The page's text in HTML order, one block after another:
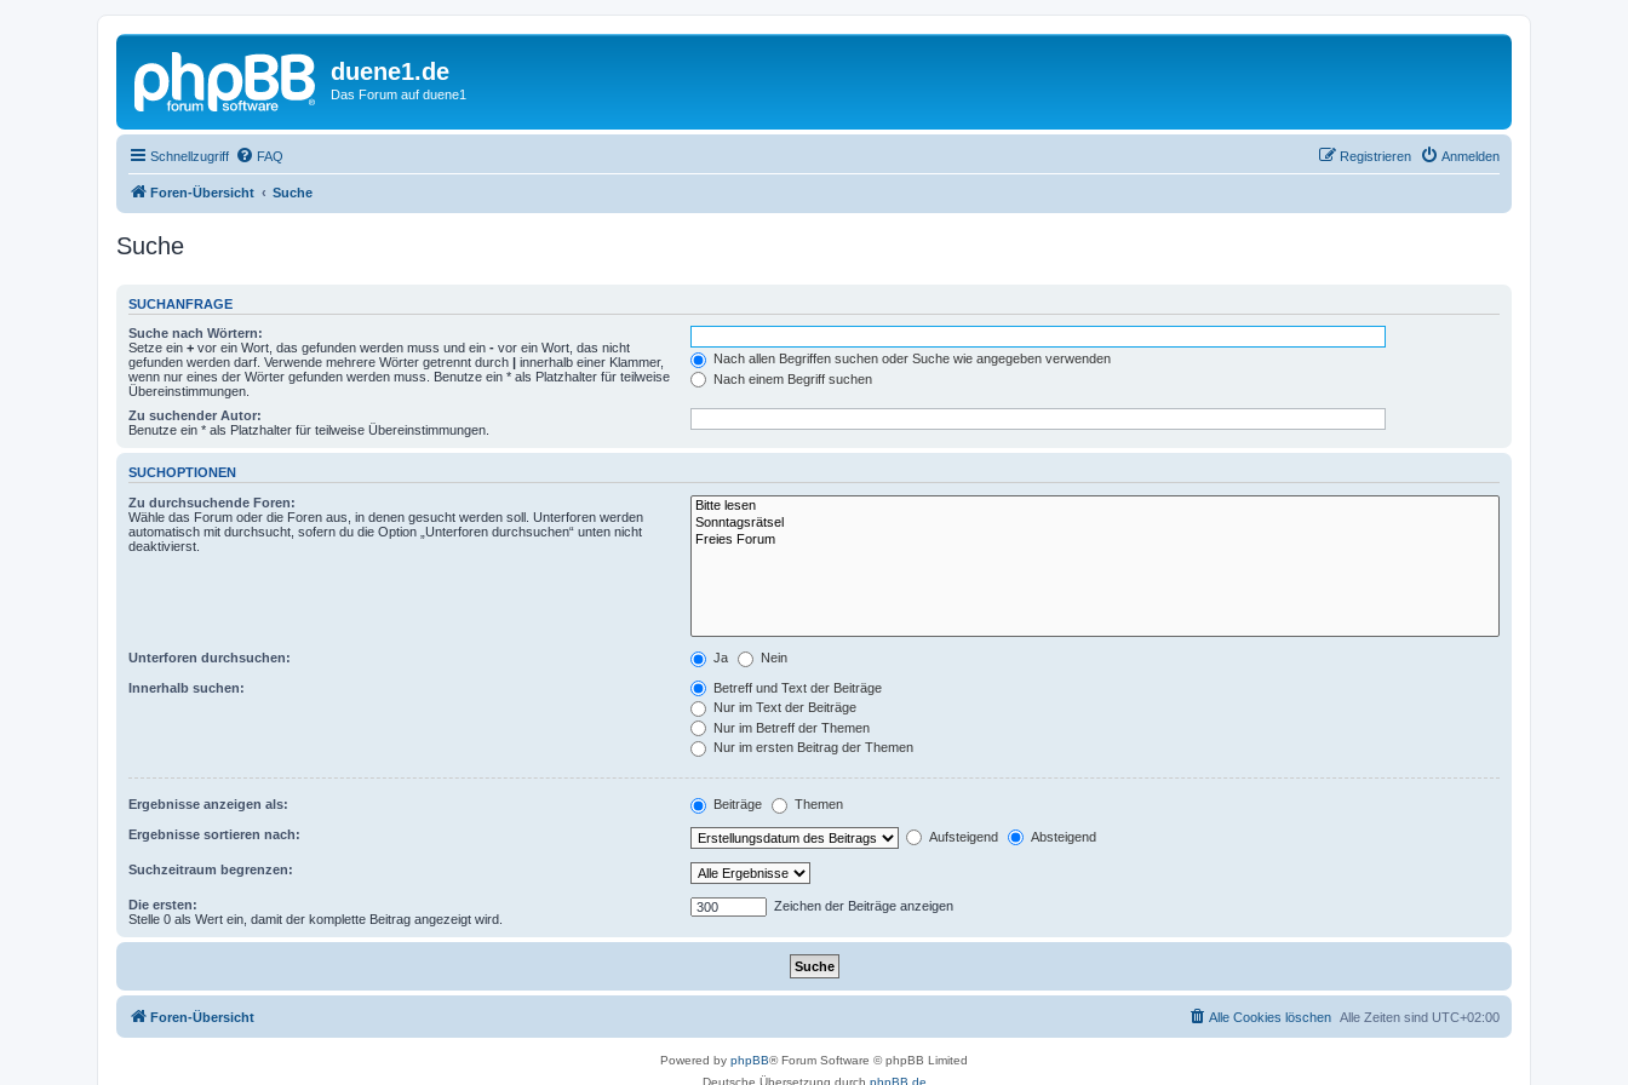
duene1.de
Das Forum auf duene1
Schnellzugriff FAQ Anmelden
Registrieren
Foren-Übersicht Suche
Suche
SUCHANFRAGE
Suche nach Wörtern:
Setze ein + vor ein Wort, das gefunden werden muss und ein - vor ein Wort, das nicht
gefunden werden darf. Verwende mehrere Wörter getrennt durch | innerhalb einer Klammer,
wenn nur eines der Wörter gefunden werden muss. Benutze ein * als Platzhalter für teilweise
Übereinstimmungen.
Nach allen Begriffen suchen oder Suche wie angegeben verwenden
Nach einem Begriff suchen
Zu suchender Autor:
Benutze ein * als Platzhalter für teilweise Übereinstimmungen.
SUCHOPTIONEN
Zu durchsuchende Foren:
Wähle das Forum oder die Foren aus, in denen gesucht werden soll. Unterforen werden
automatisch mit durchsucht, sofern du die Option „Unterforen durchsuchen“ unten nicht
deaktivierst.
Unterforen durchsuchen: Ja Nein
Innerhalb suchen:
Betreff und Text der Beiträge
Nur im Text der Beiträge
Nur im Betreff der Themen
Nur im ersten Beitrag der Themen
Ergebnisse anzeigen als: Beiträge Themen
Ergebnisse sortieren nach: Aufsteigend Absteigend
Suchzeitraum begrenzen:
Die ersten:
Stelle 0 als Wert ein, damit der komplette Beitrag angezeigt wird.
Zeichen der Beiträge anzeigen
Foren-Übersicht Alle Zeiten sind UTC+02:00
Alle Cookies löschen
Powered by phpBB® Forum Software © phpBB Limited
Deutsche Übersetzung durch phpBB.de